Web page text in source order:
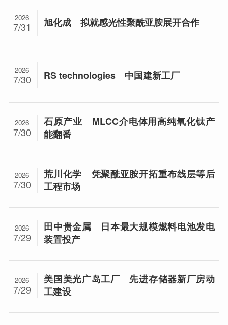
旭化成 拟就感光性聚酰亚胺展开合作
2026
7/31
RS technologies 中国建新工厂
2026
7/30
石原产业 MLCC介电体用高纯氧化钛产
能翻番
2026
7/30
荒川化学 凭聚酰亚胺开拓重布线层等后
工程市场
2026
7/30
田中贵金属 日本最大规模燃料电池发电
装置投产
2026
7/29
美国美光广岛工厂 先进存储器新厂房动
工建设
2026
7/29